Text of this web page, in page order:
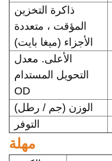
ذاكرة التخزين
المؤقت ، متعددة
الأجزاء (ميغا بايت)
الأعلى. معدل
التحويل المستدام
OD
الوزن (جم / رطل)
التوفر
مهلة